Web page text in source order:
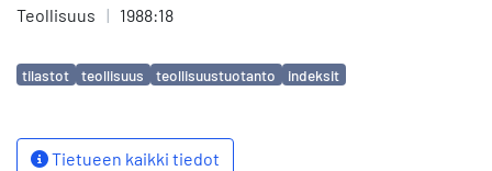
Teollisuus | 1988:18
Avainsanat
tilastot teollisuus teollisuustuotanto indeksit
Tietueen kaikki tiedot